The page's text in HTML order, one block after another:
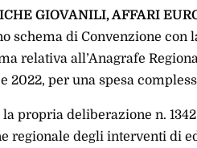
GIOVANILI, AFFARI
schema di Convenzione con
relativa all’Anagrafe
2022, per una spesa
propria deliberazione n.
regionale degli interventi di